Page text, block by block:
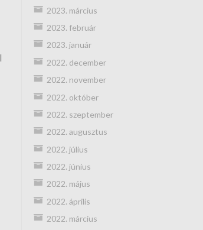
2023. március
2023. február
2023. január
2022. december
2022. november
2022. október
2022. szeptember
2022. augusztus
2022. július
2022. június
2022. május
2022. április
2022. március